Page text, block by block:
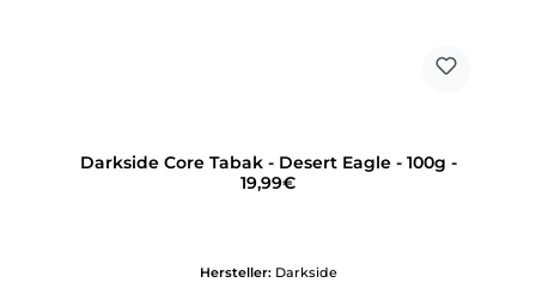
Darkside Core Tabak - Desert Eagle - 100g -
19,99€
Hersteller: Darkside